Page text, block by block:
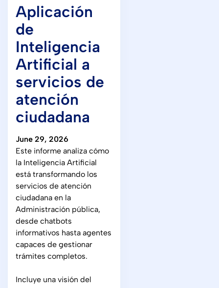
Aplicación
de
Inteligencia
Artificial a
servicios de
atención
ciudadana
June 29, 2026
Este informe analiza cómo
la Inteligencia Artificial
está transformando los
servicios de atención
ciudadana en la
Administración pública,
desde chatbots
informativos hasta agentes
capaces de gestionar
trámites completos.
Incluye una visión del